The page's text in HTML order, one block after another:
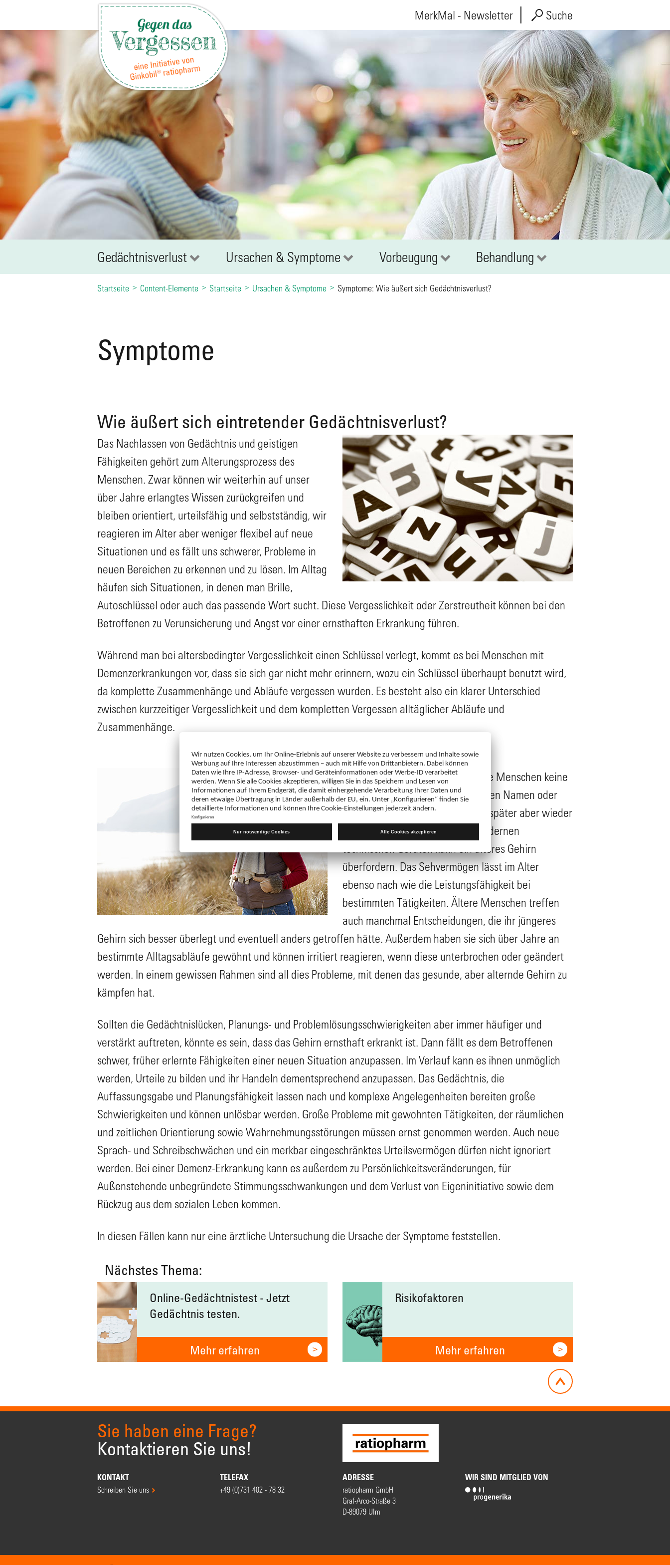
MerkMal - Newsletter Suche
Gedächtnisverlust Ursachen & Symptome Vorbeugung Behandlung
Startseite Content-Elemente Startseite Ursachen & Symptome Symptome: Wie äußert sich Gedächtnisverlust?
Symptome
Wie äußert sich eintretender Gedächtnisverlust?
Das Nachlassen von Gedächtnis und geistigen
Fähigkeiten gehört zum Alterungsprozess des
Menschen. Zwar können wir weiterhin auf unser
über Jahre erlangtes Wissen zurückgreifen und
bleiben orientiert, urteilsfähig und selbstständig, wir
reagieren im Alter aber weniger flexibel auf neue
Situationen und es fällt uns schwerer, Probleme in
neuen Bereichen zu erkennen und zu lösen. Im Alltag
häufen sich Situationen, in denen man Brille,
Autoschlüssel oder auch das passende Wort sucht. Diese Vergesslichkeit oder Zerstreutheit können bei den
Betroffenen zu Verunsicherung und Angst vor einer ernsthaften Erkrankung führen.
Während man bei altersbedingter Vergesslichkeit einen Schlüssel verlegt, kommt es bei Menschen mit
Demenzerkrankungen vor, dass sie sich gar nicht mehr erinnern, wozu ein Schlüssel überhaupt benutzt wird,
da komplette Zusammenhänge und Abläufe vergessen wurden. Es besteht also ein klarer Unterschied
zwischen kurzzeitiger Vergesslichkeit und dem kompletten Vergessen alltäglicher Abläufe und
Zusammenhänge.
Normalerweise müssen sich ältere Menschen keine
Sorgen machen, wenn sie mal einen Namen oder
einen Termin vergessen, er ihnen später aber wieder
einfällt. Auch der Umgang mit modernen
technischen Geräten kann ein älteres Gehirn
überfordern. Das Sehvermögen lässt im Alter
ebenso nach wie die Leistungsfähigkeit bei
bestimmten Tätigkeiten. Ältere Menschen treffen
auch manchmal Entscheidungen, die ihr jüngeres
Gehirn sich besser überlegt und eventuell anders getroffen hätte. Außerdem haben sie sich über Jahre an
bestimmte Alltagsabläufe gewöhnt und können irritiert reagieren, wenn diese unterbrochen oder geändert
werden. In einem gewissen Rahmen sind all dies Probleme, mit denen das gesunde, aber alternde Gehirn zu
kämpfen hat.
Sollten die Gedächtnislücken, Planungs- und Problemlösungsschwierigkeiten aber immer häufiger und
verstärkt auftreten, könnte es sein, dass das Gehirn ernsthaft erkrankt ist. Dann fällt es dem Betroffenen
schwer, früher erlernte Fähigkeiten einer neuen Situation anzupassen. Im Verlauf kann es ihnen unmöglich
werden, Urteile zu bilden und ihr Handeln dementsprechend anzupassen. Das Gedächtnis, die
Auffassungsgabe und Planungsfähigkeit lassen nach und komplexe Angelegenheiten bereiten große
Schwierigkeiten und können unlösbar werden. Große Probleme mit gewohnten Tätigkeiten, der räumlichen
und zeitlichen Orientierung sowie Wahrnehmungsstörungen müssen ernst genommen werden. Auch neue
Sprach- und Schreibschwächen und ein merkbar eingeschränktes Urteilsvermögen dürfen nicht ignoriert
werden. Bei einer Demenz-Erkrankung kann es außerdem zu Persönlichkeitsveränderungen, für
Außenstehende unbegründete Stimmungsschwankungen und dem Verlust von Eigeninitiative sowie dem
Rückzug aus dem sozialen Leben kommen.
In diesen Fällen kann nur eine ärztliche Untersuchung die Ursache der Symptome feststellen.
Nächstes Thema:
Online-Gedächtnistest - Jetzt
Gedächtnis testen.
Mehr erfahren
Risikofaktoren
Mehr erfahren
Sie haben eine Frage?
Kontaktieren Sie uns!
KONTAKT
Schreiben Sie uns
TELEFAX
+49 (0)731 402 - 78 32
ADRESSE
ratiopharm GmbH
Graf-Arco-Straße 3
D-89079 Ulm
WIR SIND MITGLIED VON